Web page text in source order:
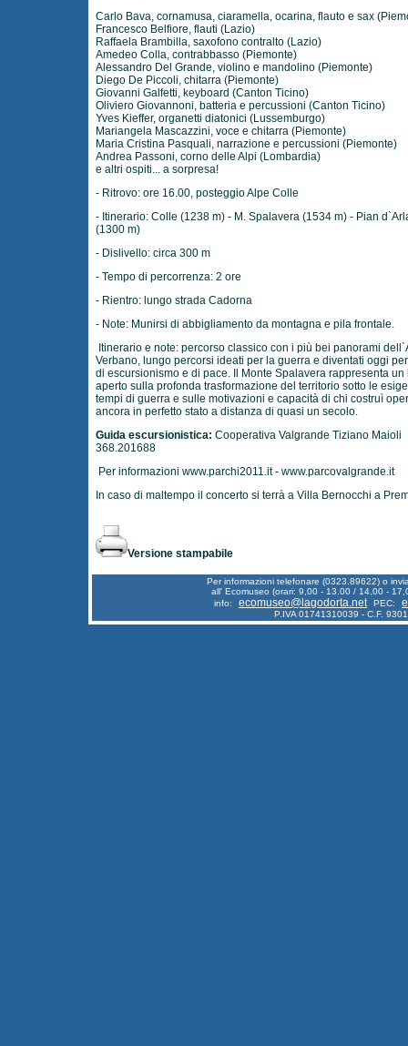
Carlo Bava, cornamusa, ciaramella, ocarina, flauto e sax
Francesco Belfiore, flauti (Lazio)
Raffaela Brambilla, saxofono contralto (Lazio)
Amedeo Colla, contrabbasso (Piemonte)
Alessandro Del Grande, violino e mandolino (Piemonte)
Diego De Piccoli, chitarra (Piemonte)
Giovanni Galfetti, keyboard (Canton Ticino)
Oliviero Giovannoni, batteria e percussioni (Canton Ticino)
Yves Kieffer, organetti diatonici (Lussemburgo)
Mariangela Mascazzini, voce e chitarra (Piemonte)
Maria Cristina Pasquali, narrazione e percussioni (Piemonte)
Andrea Passoni, corno delle Alpi (Lombardia)
e altri ospiti... a sorpresa!
- Ritrovo: ore 16.00, posteggio Alpe Colle
- Itinerario: Colle (1238 m) - M. Spalavera (1534 m) - Pian
(1300 m)
- Dislivello: circa 300 m
- Tempo di percorrenza: 2 ore
- Rientro: lungo strada Cadorna
- Note: Munirsi di abbigliamento da montagna e pila frontale.
Itinerario e note: percorso classico con i più bei panorami
Verbano, lungo percorsi ideati per la guerra e diventati oggi
di escursionismo e di pace. Il Monte Spalavera rappresenta un
aperto sulla profonda trasformazione del territorio sotto le
tempi di guerra e sulle motivazioni e capacità di chi costruì
ancora in perfetto stato a distanza di quasi un secolo.
Guida escursionistica: Cooperativa Valgrande Tiziano Maioli
368.201688
Per informazioni www.parchi2011.it- www.parcovalgrande.it
In caso di maltempo il concerto si terrà a Villa Bernocchi a
Versione stampabile
Per informazioni telefonare (0323.89622) o
all' Ecomuseo (orari: 9,00 - 13.00 / 14,00 -
info:
ecomuseo@lagodorta.net PEC:
P.IVA 01741310039 - C.F.